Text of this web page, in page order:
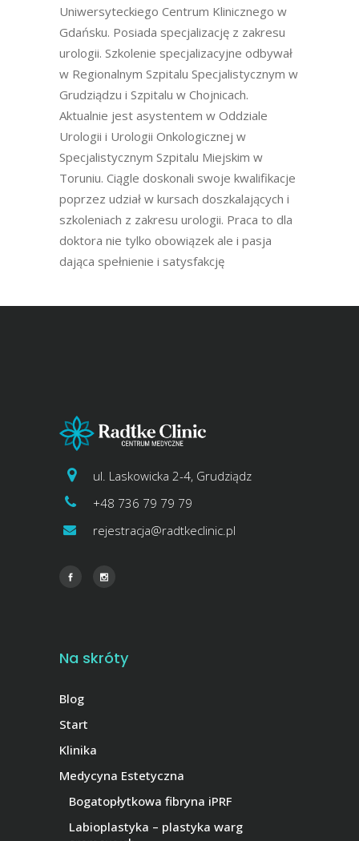
Uniwersyteckiego Centrum Klinicznego w
Gdańsku. Posiada specjalizację z zakresu
urologii. Szkolenie specjalizacyjne odbywał
w Regionalnym Szpitalu Specjalistycznym w
Grudziądzu i Szpitalu w Chojnicach.
Aktualnie jest asystentem w Oddziale
Urologii i Urologii Onkologicznej w
Specjalistycznym Szpitalu Miejskim w
Toruniu. Ciągle doskonali swoje kwalifikacje
poprzez udział w kursach doszkalających i
szkoleniach z zakresu urologii. Praca to dla
doktora nie tylko obowiązek ale i pasja
dająca spełnienie i satysfakcję
ul. Laskowicka 2-4, Grudziądz
+48 736 79 79 79
rejestracja@radtkeclinic.pl
Na skróty
Blog
Start
Klinika
Medycyna Estetyczna
Bogatopłytkowa fibryna iPRF
Labioplastyka – plastyka warg